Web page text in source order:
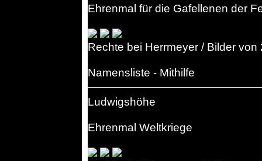
Ehrenmal für die Gafellenen der
Rechte bei Herrmeyer / Bilder von
Namensliste - Mithilfe
Ludwigshöhe
Ehrenmal Weltkriege